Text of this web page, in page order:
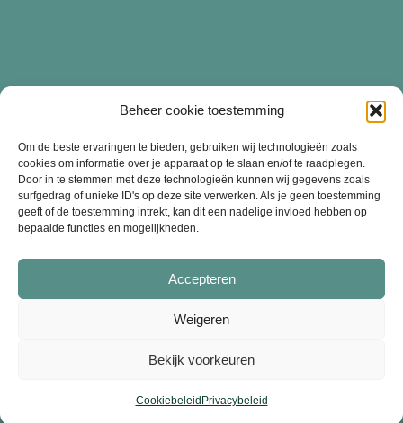
Beheer cookie toestemming
Om de beste ervaringen te bieden, gebruiken wij technologieën zoals
cookies om informatie over je apparaat op te slaan en/of te raadplegen.
Door in te stemmen met deze technologieën kunnen wij gegevens zoals
surfgedrag of unieke ID's op deze site verwerken. Als je geen toestemming
geeft of de toestemming intrekt, kan dit een nadelige invloed hebben op
bepaalde functies en mogelijkheden.
Accepteren
Weigeren
Bekijk voorkeuren
Cookiebeleid Privacybeleid
Diensten
Merchandise bedrukken
| Mogelijk gemaakt doorWordPress